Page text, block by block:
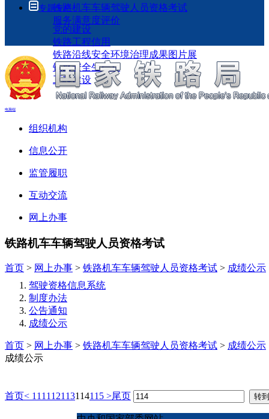
铁路机车车辆驾驶人员资格考试
服务满意度评价
专题专栏
党的建设
铁路工程信用
铁路沿线安全环境治理成果图片展
铁路安全生产月
工程建设
电脑端
组织机构
信息公开
监管履职
互动交流
网上办事
铁路机车车辆驾驶人员资格考试
首页 > 网上办事 > 铁路机车车辆驾驶人员资格考试 > 成绩公示
驾驶资格信息系统
制度办法
公告通知
成绩公示
首页 > 网上办事 > 铁路机车车辆驾驶人员资格考试 > 成绩公示
成绩公示
首页< 111 112113114115 >尾页